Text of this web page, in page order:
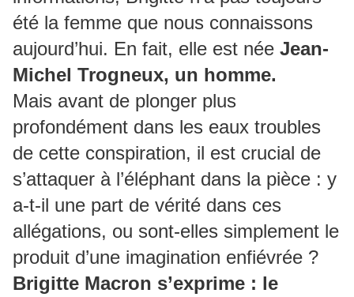
été la femme que nous connaissons
aujourd’hui. En fait, elle est née Jean-
Michel Trogneux, un homme.
Mais avant de plonger plus
profondément dans les eaux troubles
de cette conspiration, il est crucial de
s’attaquer à l’éléphant dans la pièce : y
a-t-il une part de vérité dans ces
allégations, ou sont-elles simplement le
produit d’une imagination enfiévrée ?
Brigitte Macron s’exprime : le